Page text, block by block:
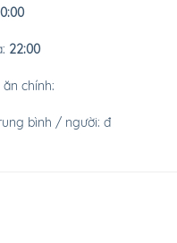
22:00
chính:
bình / người: đ